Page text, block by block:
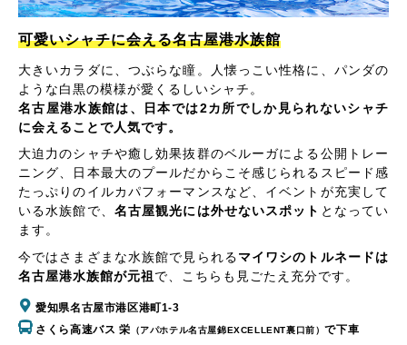
可愛いシャチに会える名古屋港水族館
大きいカラダに、つぶらな瞳。人懐っこい性格に、パンダの
ような白黒の模様が愛くるしいシャチ。
名古屋港水族館は、日本では2カ所でしか見られないシャチ
に会えることで人気です。
大迫力のシャチや癒し効果抜群のベルーガによる公開トレー
ニング、日本最大のプールだからこそ感じられるスピード感
たっぷりのイルカパフォーマンスなど、イベントが充実して
いる水族館で、 名古屋観光には外せないスポット となってい
ます。
今ではさまざまな水族館で見られるマイワシのトルネードは
名古屋港水族館が元祖 で、こちらも見ごたえ充分です。
愛知県名古屋市港区港町1-3
さくら高速バス 栄 （アパホテル名古屋錦EXCELLENT裏口前）で下車